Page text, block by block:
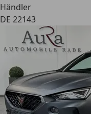
Händler
DE 22143